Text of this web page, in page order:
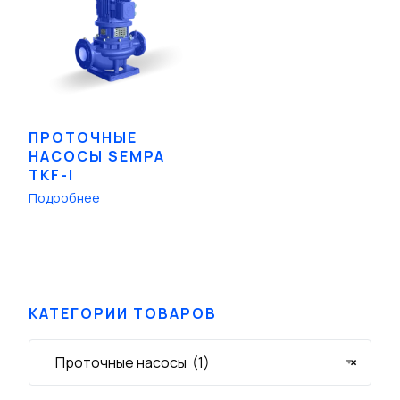
ПРОТОЧНЫЕ
НАСОСЫ SEMPA
TKF-I
Подробнее
КАТЕГОРИИ ТОВАРОВ
×
Проточные насосы (1)